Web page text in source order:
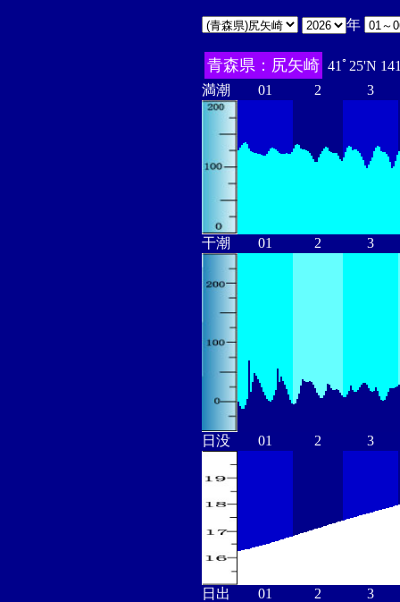
年
青森県：尻矢崎 41ﾟ25'N
満潮
01 2 3
干潮 01 2 3
日没 01 2 3
日出 01 2 3